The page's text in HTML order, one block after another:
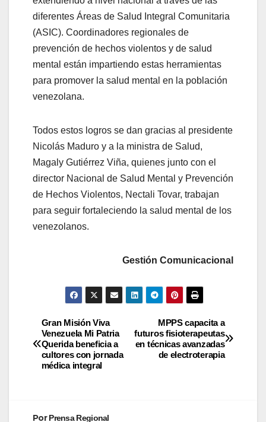
diferentes Áreas de Salud Integral Comunitaria
(ASIC). Coordinadores regionales de
prevención de hechos violentos y de salud
mental están impartiendo estas herramientas
para promover la salud mental en la población
venezolana.
Todos estos logros se dan gracias al presidente
Nicolás Maduro y a la ministra de Salud,
Magaly Gutiérrez Viña, quienes junto con el
director Nacional de Salud Mental y Prevención
de Hechos Violentos, Nectali Tovar, trabajan
para seguir fortaleciendo la salud mental de los
venezolanos.
Gestión Comunicacional
MPPS capacita a
futuros fisioterapeutas
en técnicas avanzadas
de electroterapia
Gran Misión Viva
Venezuela Mi Patria
Querida beneficia a
cultores con jornada
médica integral
PorPrensa Regional